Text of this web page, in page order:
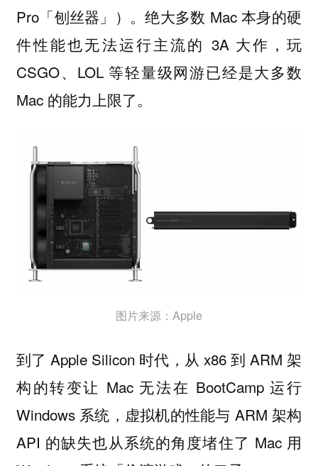
Pro「刨丝器」）。绝大多数 Mac 本身的硬
件性能也无法运行主流的 3A 大作，玩
CSGO、LOL 等轻量级网游已经是大多数
Mac 的能力上限了。
图片来源：Apple
到了 Apple Silicon 时代，从 x86 到 ARM 架
构的转变让 Mac 无法在 BootCamp 运行
Windows 系统，虚拟机的性能与 ARM 架构
API 的缺失也从系统的角度堵住了 Mac 用